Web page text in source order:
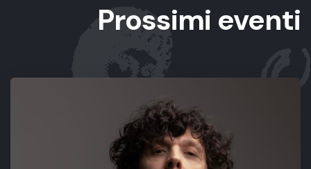
Prossimi eventi